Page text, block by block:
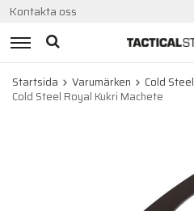
Kontakta oss
Startsida Varumärken
Cold Steel
Cold Steel Royal Kukri Machete